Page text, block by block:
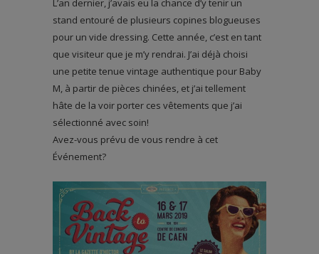
L’an dernier, j’avais eu la chance d’y tenir un
stand entouré de plusieurs copines blogueuses
pour un vide dressing. Cette année, c’est en tant
que visiteur que je m’y rendrai. J’ai déjà choisi
une petite tenue vintage authentique pour Baby
M, à partir de pièces chinées, et j’ai tellement
hâte de la voir porter ces vêtements que j’ai
sélectionné avec soin!
Avez-vous prévu de vous rendre à cet
Événement?